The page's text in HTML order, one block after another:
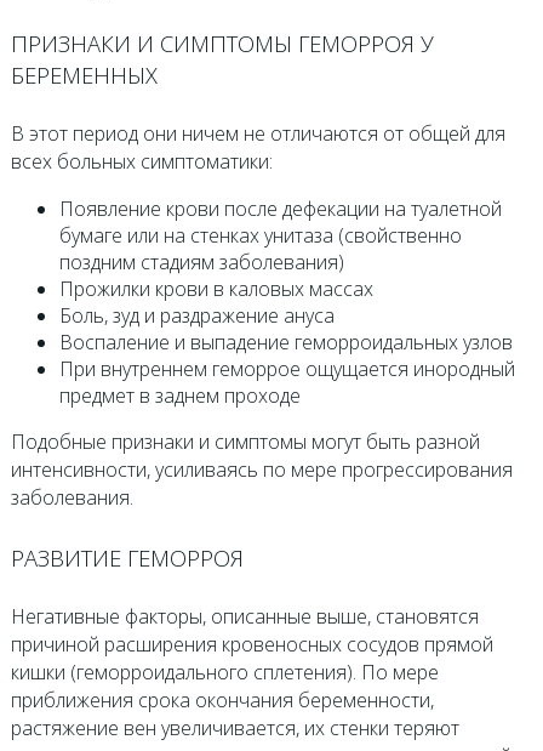
ПРИЗНАКИ И СИМПТОМЫ ГЕМОРРОЯ У
БЕРЕМЕННЫХ
В этот период они ничем не отличаются от общей для
всех больных симптоматики:
Появление крови после дефекации на туалетной
бумаге или на стенках унитаза (свойственно
поздним стадиям заболевания)
Прожилки крови в каловых массах
Боль, зуд и раздражение ануса
Воспаление и выпадение геморроидальных узлов
При внутреннем геморрое ощущается инородный
предмет в заднем проходе
Подобные признаки и симптомы могут быть разной
интенсивности, усиливаясь по мере прогрессирования
заболевания.
РАЗВИТИЕ ГЕМОРРОЯ
Негативные факторы, описанные выше, становятся
причиной расширения кровеносных сосудов прямой
кишки (геморроидального сплетения). По мере
приближения срока окончания беременности,
растяжение вен увеличивается, их стенки теряют